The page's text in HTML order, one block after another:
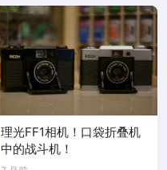
理光FF1相机！口袋折叠机
中的战斗机！